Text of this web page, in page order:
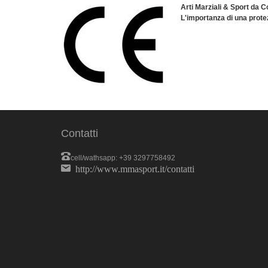
Arti Marziali & Sport da
L'importanza di una
Contatti
cell/wathsapp: +39 3297758492
http://www.mmasport.it/contatti